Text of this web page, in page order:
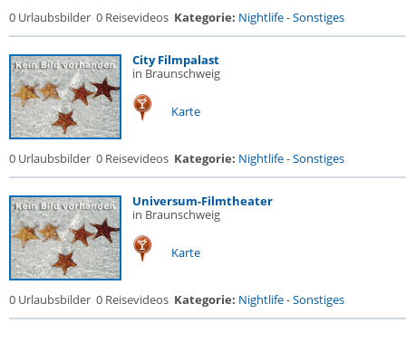
0 Urlaubsbilder 0 Reisevideos Kategorie: Nightlife-Sonstiges
City Filmpalast
in Braunschweig
Karte
0 Urlaubsbilder 0 Reisevideos Kategorie: Nightlife-Sonstiges
Universum-Filmtheater
in Braunschweig
Karte
0 Urlaubsbilder 0 Reisevideos Kategorie: Nightlife-Sonstiges